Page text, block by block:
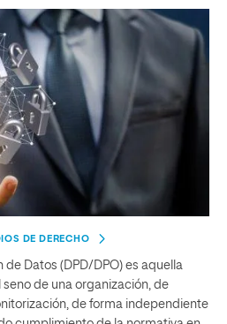
DE DERECHO
Datos (DPD/DPO) es aquella
de una organización, de
de forma independiente